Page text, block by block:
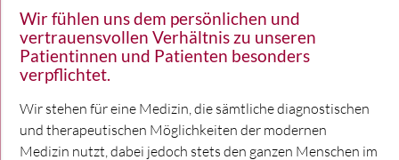
Wir fühlen uns dem persönlichen und
vertrauensvollen Verhältnis zu unseren
Patientinnen und Patienten besonders
verpflichtet.
Wir stehen für eine Medizin, die sämtliche diagnostischen
und therapeutischen Möglichkeiten der modernen
Medizin nutzt, dabei jedoch stets den ganzen Menschen im